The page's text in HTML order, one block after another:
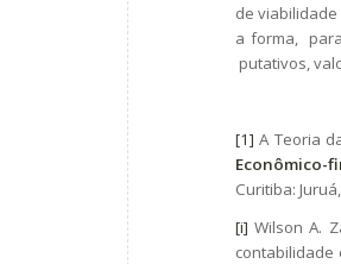
de
a forma,
putativos,
[1] A Teoria
Econômico-
Curitiba:
[i] Wilson A.
contabilidade